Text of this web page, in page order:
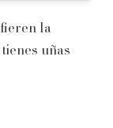
la
uñas